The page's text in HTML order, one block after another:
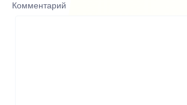
Комментарий